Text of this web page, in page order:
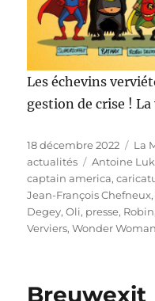
Les échevins
gestion de crise !
Publié
le
18 décembre 2022 La
actualités
Étiquettes
Antoine
captain america,
Jean-François Chefneux
Degey,Oli, presse, Robin
Verviers,Wonder Woman
Breuwexit